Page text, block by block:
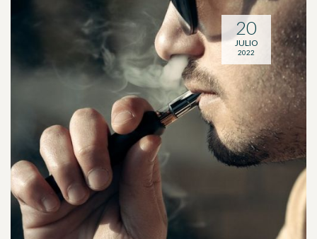
20
JULIO
2022